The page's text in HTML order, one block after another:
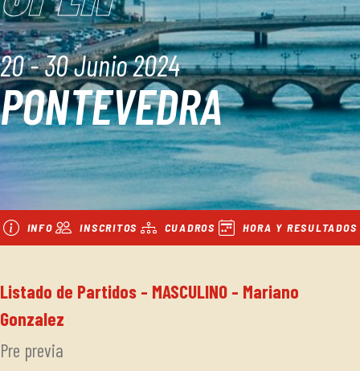
20 - 30 Junio 2024
PONTEVEDRA
INFO INSCRITOS CUADROS HORA Y RESULTADOS
Listado de Partidos - MASCULINO - Mariano
Gonzalez
Pre previa